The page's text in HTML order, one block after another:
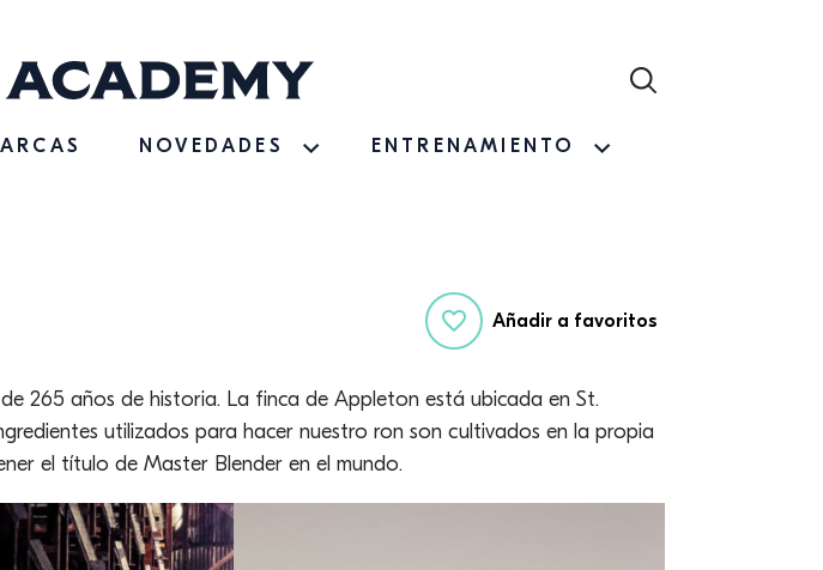
NOVEDADES ENTRENAMIENTO
Añadir a favoritos
265 años de historia. La finca de Appleton está ubicada en St.
utilizados para hacer nuestro ron son cultivados en la propia
el título de Master Blender en el mundo.